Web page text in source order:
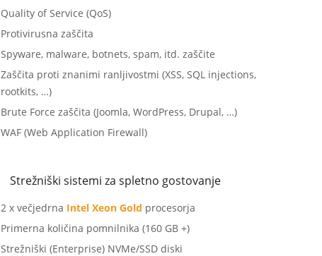
Quality of Service (QoS)
Protivirusna zaščita
Spyware, malware, botnets, spam, itd. zaščite
Zaščita proti znanimi ranljivostmi (XSS, SQL injections,
rootkits, …)
Brute Force zaščita (Joomla, WordPress, Drupal, …)
WAF (Web Application Firewall)
Strežniški sistemi za spletno gostovanje
2 x večjedrna Intel Xeon Gold procesorja
Primerna količina pomnilnika (160 GB +)
Strežniški (Enterprise) NVMe/SSD diski